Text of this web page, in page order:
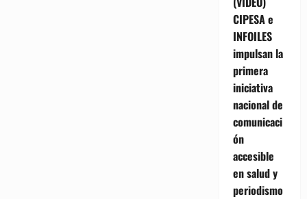
CIPESA e
INFOILES
impulsan la
primera
iniciativa
nacional de
comunicaci
ón
accesible
en salud y
periodismo